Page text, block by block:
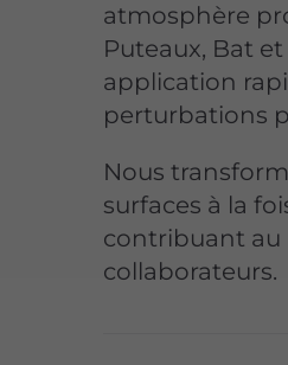
atmosphère
Puteaux, Bat
application
perturbations
Nous
surfaces à la
contribuant au
collaborateurs.